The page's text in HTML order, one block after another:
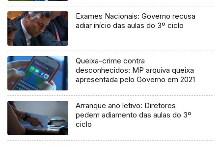
Exames Nacionais: Governo recusa
adiar início das aulas do 3º ciclo
Queixa-crime contra
desconhecidos: MP arquiva queixa
apresentada pelo Governo em 2021
Arranque ano letivo: Diretores
pedem adiamento das aulas do 3º
ciclo